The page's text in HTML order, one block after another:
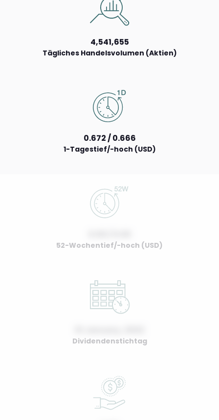
4,541,655
Tägliches Handelsvolumen (Aktien)
0.672 / 0.666
1-Tagestief/-hoch (USD)
52-Wochentief/-hoch (USD)
Dividendenstichtag